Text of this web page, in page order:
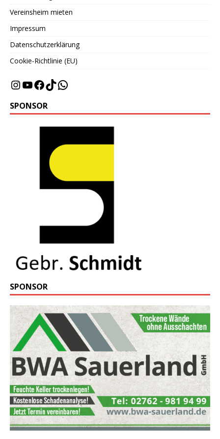
Vereinsheim mieten
Impressum
Datenschutzerklärung
Cookie-Richtlinie (EU)
SPONSOR
SPONSOR